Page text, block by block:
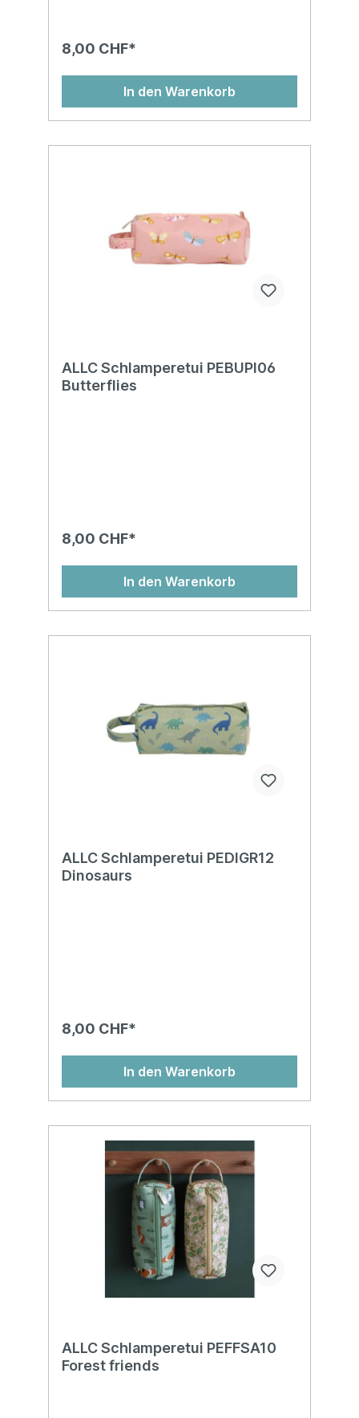
8,00 CHF*
In den Warenkorb
ALLC Schlamperetui PEBUPI06
Butterflies
8,00 CHF*
In den Warenkorb
ALLC Schlamperetui PEDIGR12
Dinosaurs
8,00 CHF*
In den Warenkorb
ALLC Schlamperetui PEFFSA10
Forest friends